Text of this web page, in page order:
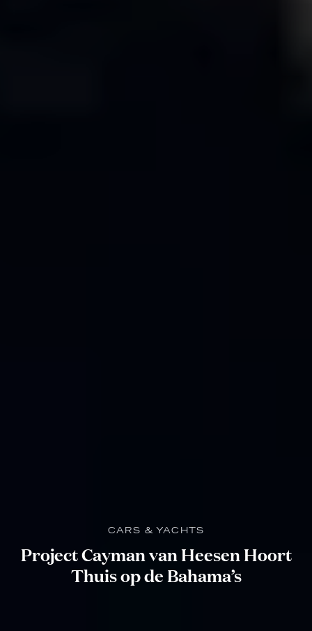
CARS & YACHTS
Project Cayman van Heesen Hoort
Thuis op de Bahama’s